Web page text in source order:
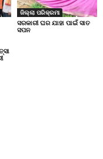
ଜିଲ୍ଲା ପରିକ୍ରମା
ସରକାରୀ ଘର ଯାହା ପାଇଁ ସାତ
ସପନ